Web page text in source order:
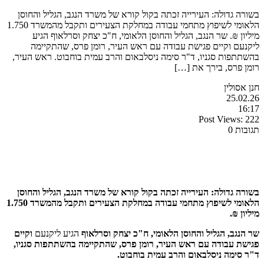
בשורה גדולה: העירייה זכתה בקול קורא של משרד הנגב, הגליל והחוסן
הלאומי לשיפוץ מתחמי עבודה במחלקת הצעירים ותקבל מהמשרד 1.750
מיליון ₪. שר הנגב, הגליל והחוסן הלאומי, ח"כ יצחק וסרלאוף הגיע
ליקנעם וקיים פגישת עבודה עם ראש העיר, רומן פרס, שהתקיימה
בהשתתפות סגניו, ד"ר סימה ניסלבאום והרב עמית בוחבוט. ראש העיר,
רומן פרס, בירך את […]
חנן אסולין
25.02.26
16:17
Post Views: 222
תגובות 0
בשורה גדולה: העירייה זכתה בקול קורא של משרד הנגב, הגליל והחוסן
הלאומי לשיפוץ מתחמי עבודה במחלקת הצעירים ותקבל מהמשרד 1.750
מיליון ₪.
שר הנגב, הגליל והחוסן הלאומי, ח"כ יצחק וסרלאוף הגיע ליקנעם וקיים
פגישת עבודה עם ראש העיר, רומן פרס, שהתקיימה בהשתתפות סגניו,
ד"ר סימה ניסלבאום והרב עמית בוחבוט.